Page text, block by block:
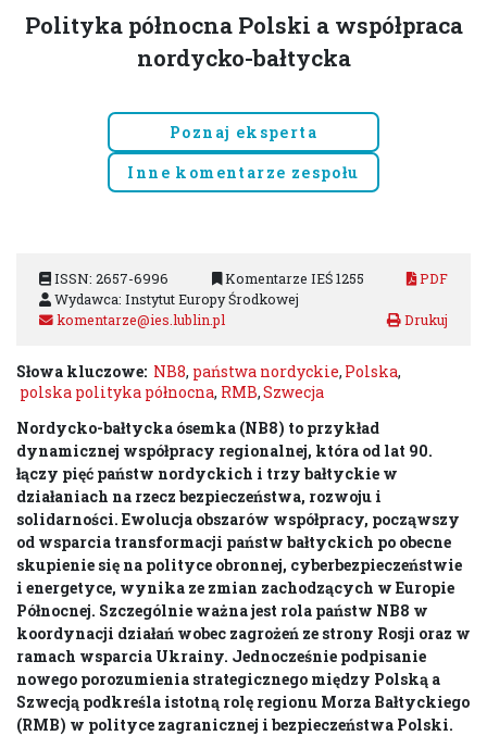
Polityka północna Polski a współpraca
nordycko-bałtycka
Poznaj eksperta
Inne komentarze zespołu
ISSN: 2657-6996 Komentarze IEŚ 1255
PDF
Wydawca: Instytut Europy Środkowej
komentarze@ies.lublin.pl
Słowa kluczowe: NB8, państwa nordyckie, Polska,
polska polityka północna, RMB,Szwecja
Nordycko-bałtycka ósemka (NB8) to przykład
dynamicznej współpracy regionalnej, która od lat 90.
łączy pięć państw nordyckich i trzy bałtyckie w
działaniach na rzecz bezpieczeństwa, rozwoju i
solidarności. Ewolucja obszarów współpracy, począwszy
od wsparcia transformacji państw bałtyckich po obecne
skupienie się na polityce obronnej, cyberbezpieczeństwie
i energetyce, wynika ze zmian zachodzących w Europie
Północnej. Szczególnie ważna jest rola państw NB8 w
koordynacji działań wobec zagrożeń ze strony Rosji oraz w
ramach wsparcia Ukrainy. Jednocześnie podpisanie
nowego porozumienia strategicznego między Polską a
Szwecją podkreśla istotną rolę regionu Morza Bałtyckiego
(RMB) w polityce zagranicznej i bezpieczeństwa Polski.